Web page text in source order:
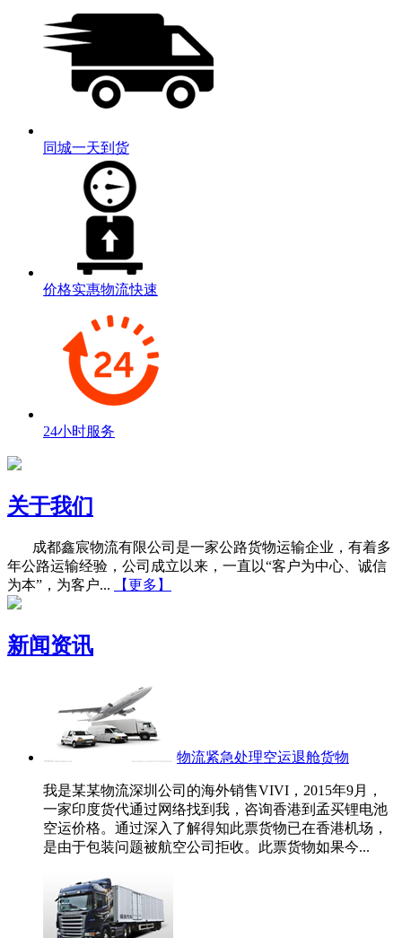
同城一天到货
价格实惠物流快速
24小时服务
关于我们
成都鑫宸物流有限公司是一家公路货物运输企业，有着多
年公路运输经验，公司成立以来，一直以“客户为中心、诚信
为本”，为客户...
【更多】
新闻资讯
物流紧急处理空运退舱货物
我是某某物流深圳公司的海外销售VIVI，2015年9月，
一家印度货代通过网络找到我，咨询香港到孟买锂电池
空运价格。通过深入了解得知此票货物已在香港机场，
是由于包装问题被航空公司拒收。此票货物如果今...